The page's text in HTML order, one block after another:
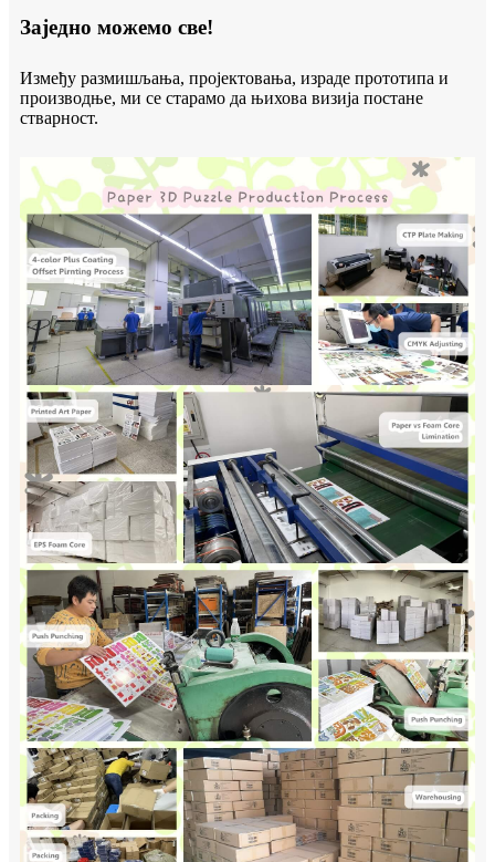
Заједно можемо све!
Између размишљања, пројектовања, израде прототипа и
производње, ми се старамо да њихова визија постане
стварност.